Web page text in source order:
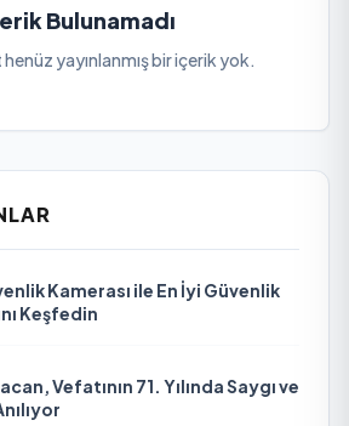
Bulunamadı
yayınlanmış bir içerik yok.
Kamerası ile En İyi Güvenlik
Keşfedin
Vefatının 71. Yılında Saygı ve